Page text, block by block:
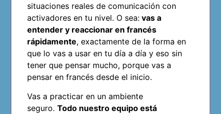
situaciones reales de comunicación con
activadores en tu nivel. O sea: vas a
entender y reaccionar en francés
rápidamente, exactamente de la forma en
que lo vas a usar en tu día a día y eso sin
tener que pensar mucho, porque vas a
pensar en francés desde el inicio.
Vas a practicar en un ambiente
seguro.Todo nuestro equipo está